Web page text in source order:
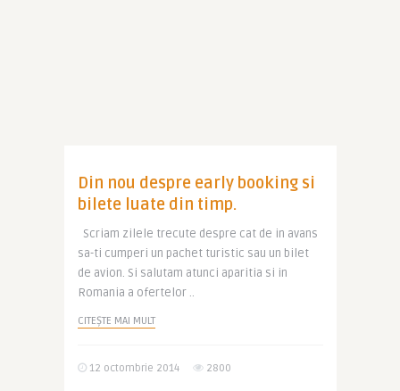
Din nou despre early booking si
bilete luate din timp.
Scriam zilele trecute despre cat de in avans
sa-ti cumperi un pachet turistic sau un bilet
de avion. Si salutam atunci aparitia si in
Romania a ofertelor ..
CITEȘTE MAI MULT
12 octombrie 2014 2800